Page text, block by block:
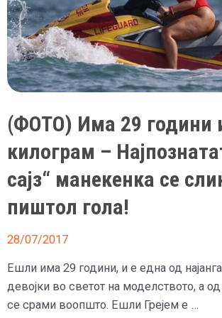
(ФОТО) Има 29 години
килограм –
сајз“ манекенка се
пиштол гола!
28/07/2017
Ешли има 29 години, и е една од
девојки во светот на моделството, а
се срами воопшто. Ешли Грејем е …